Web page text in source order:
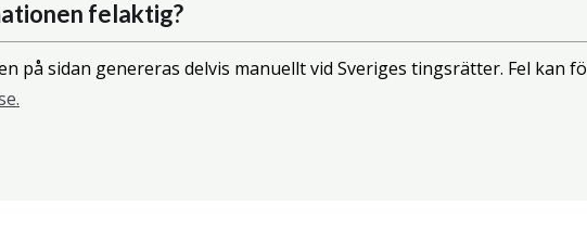
felaktig?
på sidan genereras delvis manuellt vid Sveriges tingsrätter. Fel kan